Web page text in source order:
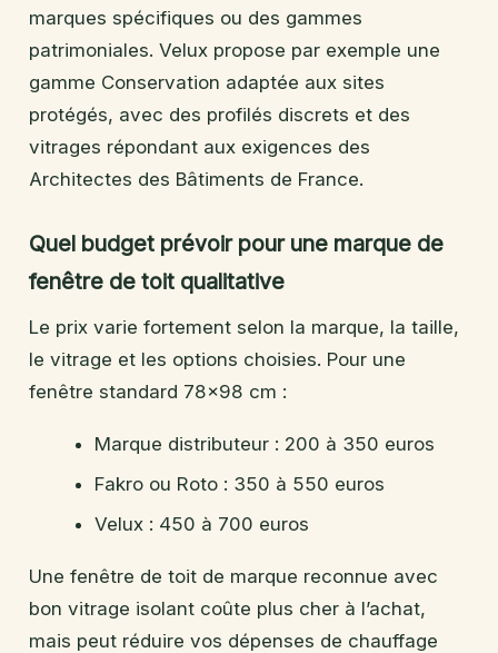
marques spécifiques ou des gammes
patrimoniales. Velux propose par exemple une
gamme Conservation adaptée aux sites
protégés, avec des profilés discrets et des
vitrages répondant aux exigences des
Architectes des Bâtiments de France.
Quel budget prévoir pour une marque de
fenêtre de toit qualitative
Le prix varie fortement selon la marque, la taille,
le vitrage et les options choisies. Pour une
fenêtre standard 78×98 cm :
Marque distributeur : 200 à 350 euros
Fakro ou Roto : 350 à 550 euros
Velux : 450 à 700 euros
Une fenêtre de toit de marque reconnue avec
bon vitrage isolant coûte plus cher à l’achat,
mais peut réduire vos dépenses de chauffage